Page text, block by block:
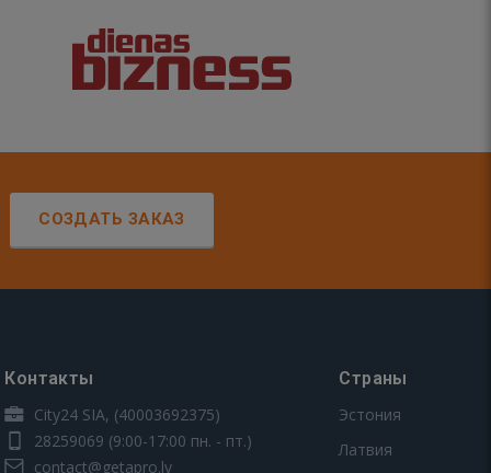
СОЗДАТЬ ЗАКАЗ
Контакты
City24 SIA, (40003692375)
28259069 (9:00-17:00 пн. - пт.)
contact@getapro.lv
Страны
Эстония
Латвия